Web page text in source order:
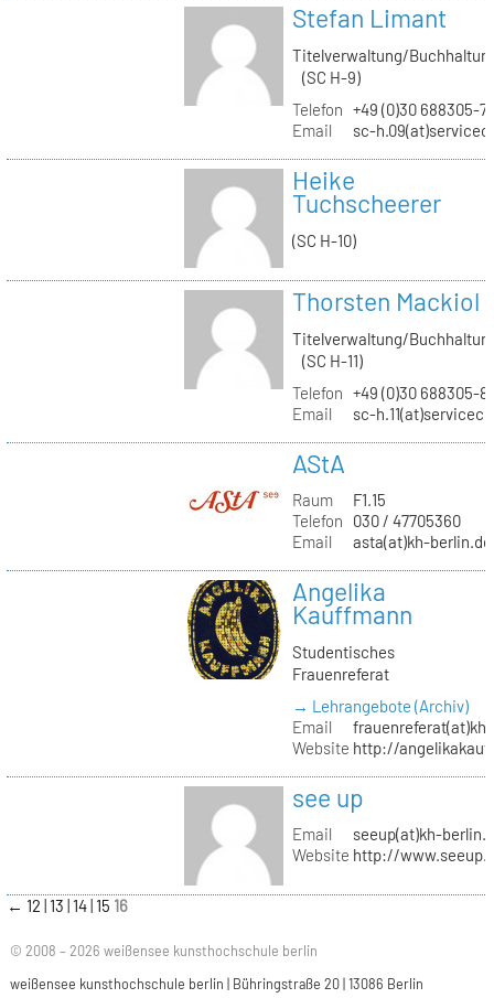
Stefan Limant
Titelverwaltung/
(SC H-9)
Telefon +49 (0)30 688305-
Email
sc-
Heike
Tuchscheerer
(SC H-10)
Thorsten Mackiol
Titelverwaltung/
(SC H-11)
Telefon +49 (0)30 688305-
Email
sc-
AStA
Raum
F1.15
Telefon
030 / 47705360
Email
asta(at)kh-berlin.de
Angelika
Kauffmann
Studentisches
Frauenreferat
→ Lehrangebote (Archiv)
Email
Website http://
see up
Email
seeup(at)kh-
Website http://
← 12 13 14 15 16
© 2008 – 2026 weißensee kunsthochschule berlin
weißensee kunsthochschule berlin | Bühringstraße 20 | 13086 Berlin